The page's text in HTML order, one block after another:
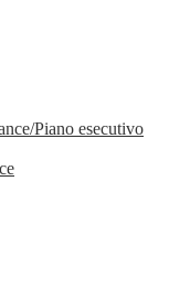
Piano esecutivo